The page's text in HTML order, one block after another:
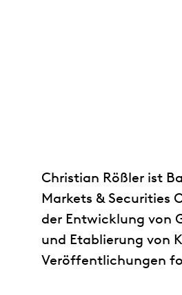
Christian Rößler ist
Markets & Securities
der Entwicklung von
und Etablierung von
Veröffentlichungen